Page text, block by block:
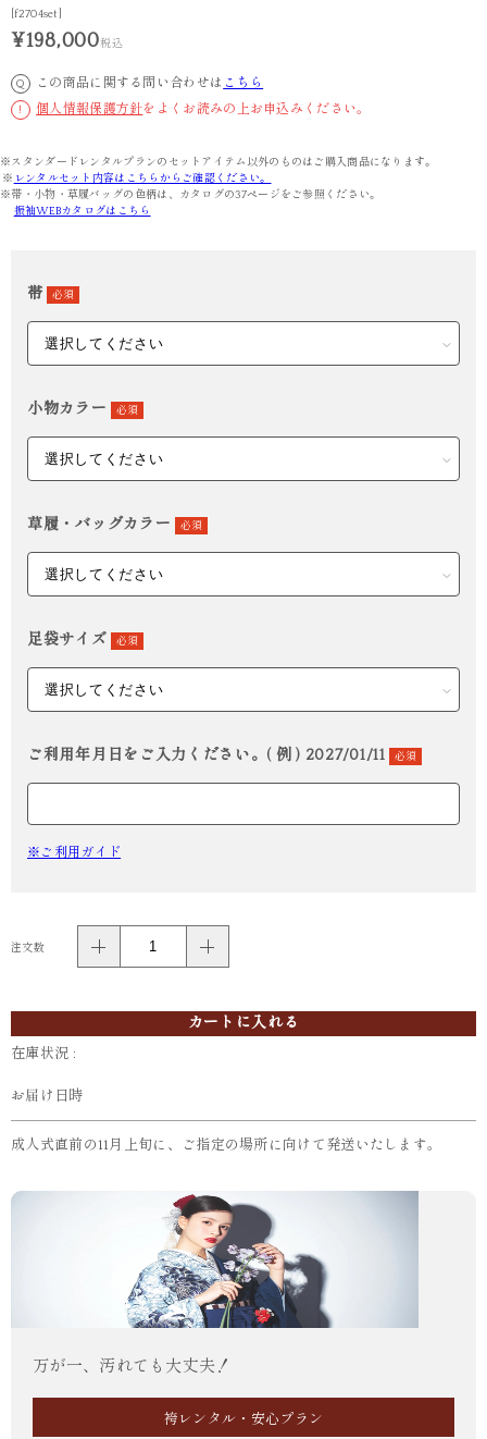
[f2704set]
¥198,000税込
Q この商品に関する問い合わせは こちら
! 個人情報保護方針をよくお読みの上お申込みください。
※スタンダードレンタルプランのセットアイテム以外のものはご購入商品になります。
※ レンタルセット内容はこちらからご確認ください。
※帯・小物・草履バッグの色柄は、カタログの37ページをご参照ください。
振袖WEBカタログはこちら
帯 必須
小物カラー 必須
草履・バッグカラー 必須
足袋サイズ 必須
ご利用年月日をご入力ください。( 例 ) 2027/01/11 必須
※ご利用ガイド
注文数
カートに入れる
在庫状況 :
お届け日時
成人式直前の11月上旬に、ご指定の場所に向けて発送いたします。
万が一、汚れても大丈夫！
袴レンタル・安心プラン